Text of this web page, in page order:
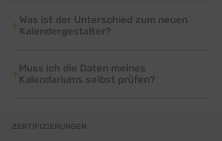
Was ist der Unterschied zum neuen
Kalendergestalter?
Muss ich die Daten meines
Kalendariums selbst prüfen?
ZERTIFIZIERUNGEN